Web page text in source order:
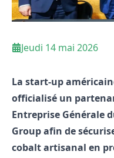
Jeudi 14 mai 2026
La start-up
officialisé un
Entreprise Générale
Group afin de
cobalt artisanal en